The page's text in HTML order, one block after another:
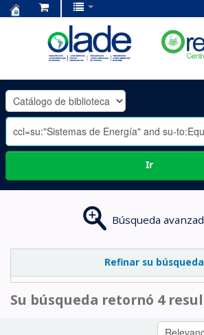
OLADE
-
Ir
Búsqueda
Refinar su búsqueda
Su búsqueda retornó 4